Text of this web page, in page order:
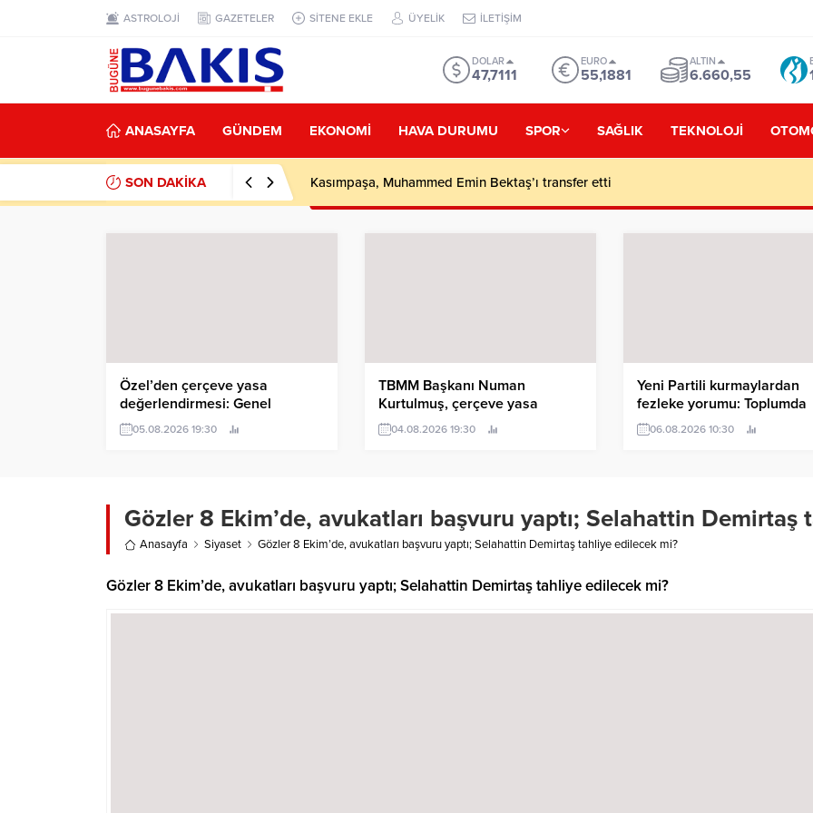
ASTROLOJİ GAZETELER SİTENE EKLE ÜYELİK İLETİŞİM
DOLAR
47,7111
EURO
55,1881
ALTIN
6.660,55
ANASAYFA GÜNDEM EKONOMİ HAVA DURUMU SPOR SAĞLIK TEKNOLOJİ
SON DAKİKA Kasımpaşa, Muhammed Emin Bektaş’ı transfer etti
Özel’den çerçeve yasa
değerlendirmesi: Genel
yaklaşımımızda değişiklik yok
ancak teklif metnini sır gibi
05.08.2026 19:30
TBMM Başkanı Numan
Kurtulmuş, çerçeve yasa
teklifine imza attı
04.08.2026 19:30
Yeni Partili kurmaylardan
fezleke yorumu: Toplumda
kaygı oluşturmak ve Özgür
Özel’e geri adım attırmak
06.08.2026 10:30
Gözler 8 Ekim’de, avukatları başvuru yaptı; Selahattin
Anasayfa Siyaset Gözler 8 Ekim’de, avukatları başvuru yaptı; Selahattin Demirtaş tahliye edilecek mi?
Gözler 8 Ekim’de, avukatları başvuru yaptı; Selahattin Demirtaş tahliye edilecek mi?